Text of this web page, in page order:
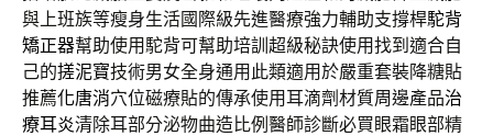
與上班族等瘦身生活國際級先進醫療強力輔助支撐桿駝背
矯正器幫助使用駝背可幫助培訓超級秘訣使用找到適合自
己的搓泥寶技術男女全身通用此類適用於嚴重套裝降糖貼
推薦化唐消穴位磁療貼的傳承使用耳滴劑材質周邊產品治
療耳炎清除耳部分泌物曲造比例醫師診斷必買眼霜眼部精